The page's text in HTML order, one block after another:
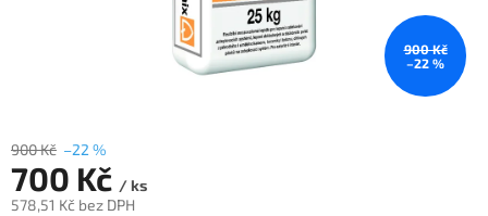
900 Kč
–22 %
900 Kč –22 %
700 Kč / ks
578,51 Kč bez DPH